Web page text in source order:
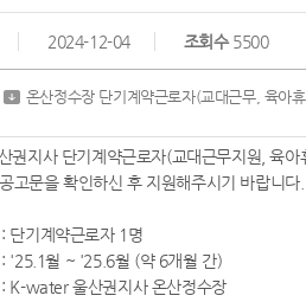
2024-12-04 조회수5500
온산정수장 단기계약근로자(교대근무, 육아
권지사 단기계약근로자(교대근무지원, 육아
고문을 확인하신 후 지원해주시기 바랍니다.
단기계약근로자 1명
'25.1월 ~ '25.6월 (약 6개월 간)
K-water 울산권지사 온산정수장